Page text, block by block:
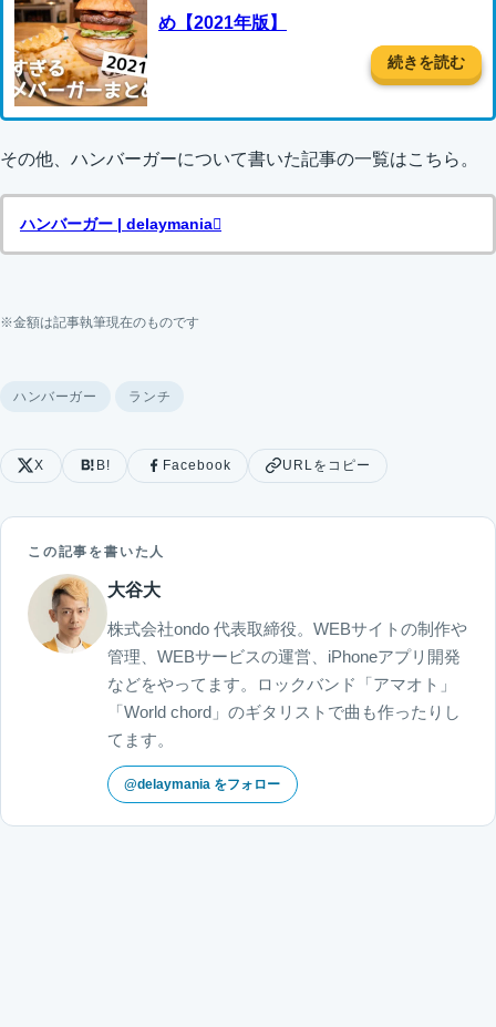
め【2021年版】
続きを読む
その他、ハンバーガーについて書いた記事の一覧はこちら。
ハンバーガー | delaymania
※金額は記事執筆現在のものです
ハンバーガー ランチ
X B! Facebook URLをコピー
この記事を書いた人
大谷大
株式会社ondo 代表取締役。WEBサイトの制作や
管理、WEBサービスの運営、iPhoneアプリ開発
などをやってます。ロックバンド「アマオト」
「World chord」のギタリストで曲も作ったりし
てます。
@delaymania をフォロー